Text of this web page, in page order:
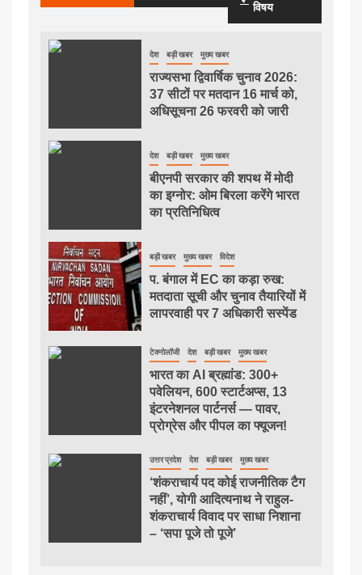
विषय
देश बड़ी खबर मुख्य खबर
राज्यसभा द्विवार्षिक चुनाव 2026:
37 सीटों पर मतदान 16 मार्च को,
अधिसूचना 26 फरवरी को जारी
देश बड़ी खबर मुख्य खबर
बीएनपी सरकार की शपथ में मोदी
का इग्नोर: ओम बिरला करेंगे भारत
का प्रतिनिधित्व
बड़ी खबर मुख्य खबर विदेश
प. बंगाल में EC का कड़ा रुख:
मतदाता सूची और चुनाव तैयारियों में
लापरवाही पर 7 अधिकारी सस्पेंड
टेक्नोलॉजी देश बड़ी खबर मुख्य खबर
भारत का AI ब्रह्मांड: 300+
पवेलियन, 600 स्टार्टअप्स, 13
इंटरनेशनल पार्टनर्स — पावर,
प्रोग्रेस और पीपल का फ्यूजन!
उत्तर प्रदेश देश बड़ी खबर मुख्य खबर
‘शंकराचार्य पद कोई राजनीतिक टैग
नहीं’, योगी आदित्यनाथ ने राहुल-
शंकराचार्य विवाद पर साधा निशाना
– ‘सपा पूजे तो पूजे’